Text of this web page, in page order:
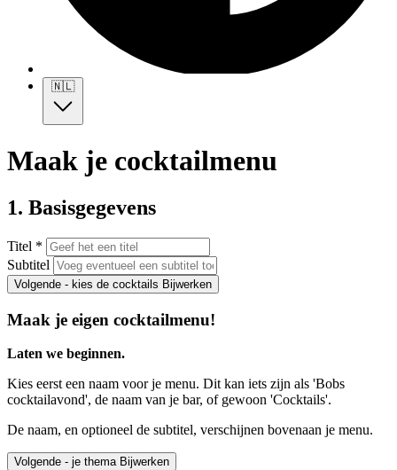
🇳🇱
Maak je cocktailmenu
1. Basisgegevens
Titel *
Subtitel
Volgende - kies de cocktails Bijwerken
Maak je eigen cocktailmenu!
Laten we beginnen.
Kies eerst een naam voor je menu. Dit kan iets zijn als 'Bobs
cocktailavond', de naam van je bar, of gewoon 'Cocktails'.
De naam, en optioneel de subtitel, verschijnen bovenaan je menu.
Volgende - je thema Bijwerken